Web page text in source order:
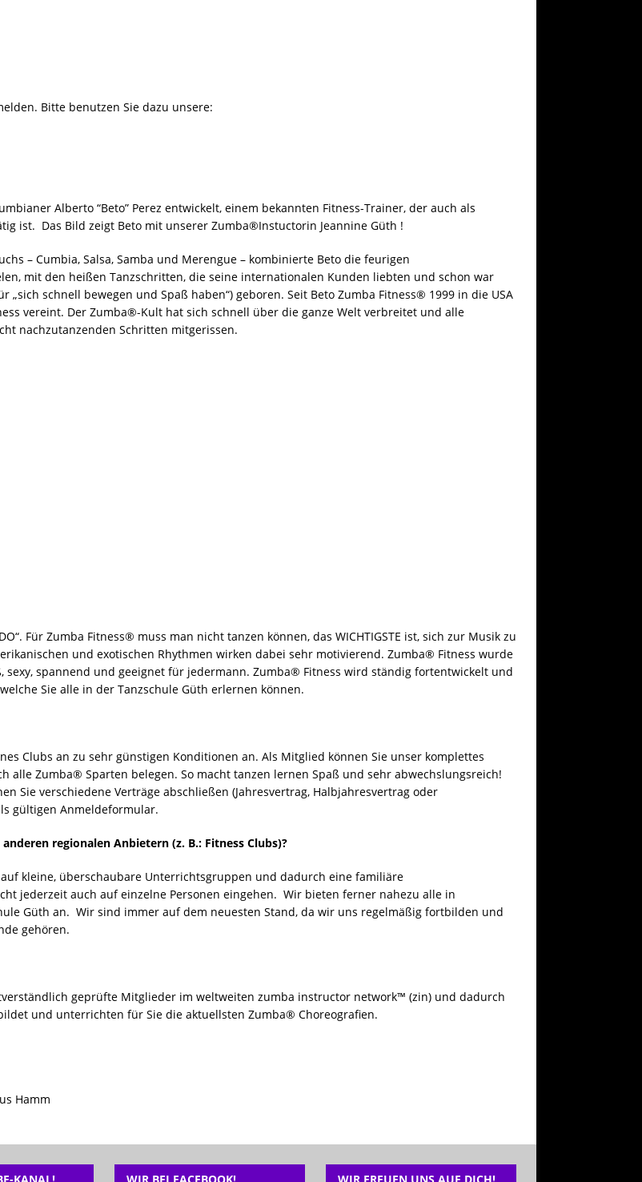
Bitte benutzen Sie dazu unsere:
Alberto “Beto” Perez entwickelt, einem bekannten Fitness-Trainer, der auch als
ist. Das Bild zeigt Beto mit unserer Zumba®Instuctorin Jeannine Güth !
– Cumbia, Salsa, Samba und Merengue – kombinierte Beto die feurigen
mit den heißen Tanzschritten, die seine internationalen Kunden liebten und schon war
schnell bewegen und Spaß haben“) geboren. Seit Beto Zumba Fitness® 1999 in die USA
vereint. Der Zumba®-Kult hat sich schnell über die ganze Welt verbreitet und alle
nachzutanzenden Schritten mitgerissen.
Für Zumba Fitness® muss man nicht tanzen können, das WICHTIGSTE ist, sich zur Musik zu
und exotischen Rhythmen wirken dabei sehr motivierend. Zumba® Fitness wurde
sexy, spannend und geeignet für jedermann. Zumba® Fitness wird ständig fortentwickelt und
Sie alle in der Tanzschule Güth erlernen können.
Clubs an zu sehr günstigen Konditionen an. Als Mitglied können Sie unser komplettes
Zumba® Sparten belegen. So macht tanzen lernen Spaß und sehr abwechslungsreich!
Sie verschiedene Verträge abschließen (Jahresvertrag, Halbjahresvertrag oder
gültigen Anmeldeformular.
regionalen Anbietern (z. B.: Fitness Clubs)?
kleine, überschaubare Unterrichtsgruppen und dadurch eine familiäre
jederzeit auch auf einzelne Personen eingehen. Wir bieten ferner nahezu alle in
Güth an. Wir sind immer auf dem neuesten Stand, da wir uns regelmäßig fortbilden und
gehören.
geprüfte Mitglieder im weltweiten zumba instructor network™ (zin) und dadurch
und unterrichten für Sie die aktuellsten Zumba® Choreografien.
Hamm